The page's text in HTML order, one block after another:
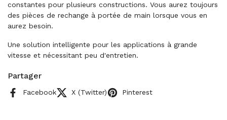
constantes pour plusieurs constructions. Vous aurez toujours
des pièces de rechange à portée de main lorsque vous en
aurez besoin.
Une solution intelligente pour les applications à grande
vitesse et nécessitant peu d'entretien.
Partager
Facebook X (Twitter) Pinterest